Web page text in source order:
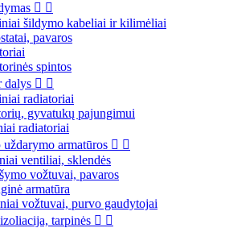
 
šildymo kabeliai ir kilimėliai
pavaros
spintos
dalys  
radiatoriai
gyvatukų pajungimui
radiatoriai
armatūros  
ventiliai, sklendės
vožtuvai, pavaros
armatūra
vožtuvai, purvo gaudytojai
tarpinės  